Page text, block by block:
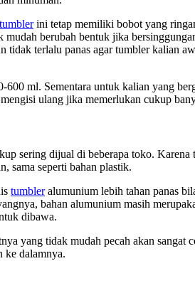
tumblerini tetap memiliki bobot yang
berubah bentuk jika
terlalu panas agar tumbler kalian
ml. Sementara untuk kalian yang
ulang jika memerlukan cukup
sering dijual di beberapa toko. Karena
sama seperti bahan plastik.
tumbleralumunium lebih tahan panas
bahan alumunium masih
dibawa.
yang tidak mudah pecah akan sangat
ke dalamnya.